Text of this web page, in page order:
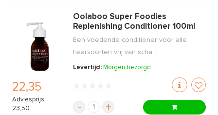
22,35
Adviesprijs:
23,50
Oolaboo Super Foodies
Replenishing Conditioner 100ml
Een voedende conditioner voor alle
haarsoorten vrij van scha ...
Levertijd: Morgen bezorgd
- +